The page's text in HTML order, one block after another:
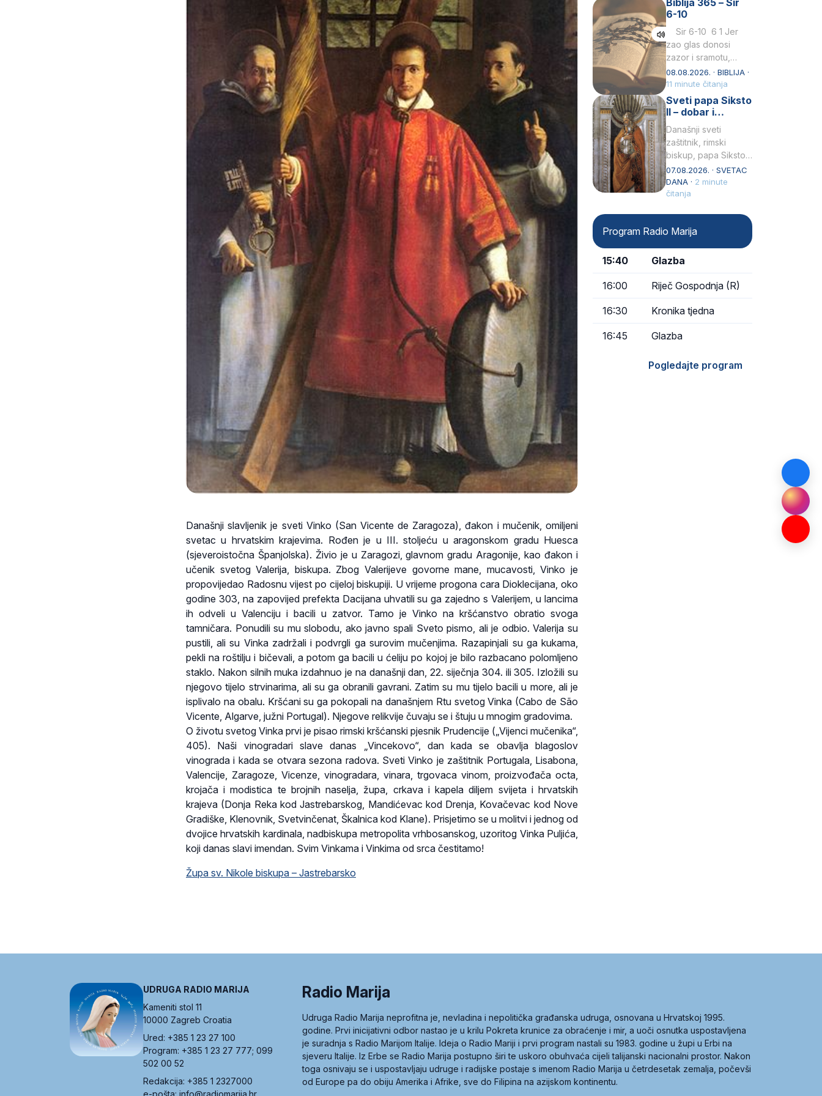
Današnji slavljenik je sveti Vinko (San Vicente de Zaragoza), đakon i mučenik, omiljeni
svetac u hrvatskim krajevima. Rođen je u III. stoljeću u aragonskom gradu Huesca
(sjeveroistočna Španjolska). Živio je u Zaragozi, glavnom gradu Aragonije, kao đakon i
učenik svetog Valerija, biskupa. Zbog Valerijeve govorne mane, mucavosti, Vinko je
propovijedao Radosnu vijest po cijeloj biskupiji. U vrijeme progona cara Dioklecijana, oko
godine 303, na zapovijed prefekta Dacijana uhvatili su ga zajedno s Valerijem, u lancima
ih odveli u Valenciju i bacili u zatvor. Tamo je Vinko na kršćanstvo obratio svoga
tamničara. Ponudili su mu slobodu, ako javno spali Sveto pismo, ali je odbio. Valerija su
pustili, ali su Vinka zadržali i podvrgli ga surovim mučenjima. Razapinjali su ga kukama,
pekli na roštilju i bičevali, a potom ga bacili u ćeliju po kojoj je bilo razbacano polomljeno
staklo. Nakon silnih muka izdahnuo je na današnji dan, 22. siječnja 304. ili 305. Izložili su
njegovo tijelo strvinarima, ali su ga obranili gavrani. Zatim su mu tijelo bacili u more, ali je
isplivalo na obalu. Kršćani su ga pokopali na današnjem Rtu svetog Vinka (Cabo de São
Vicente, Algarve, južni Portugal). Njegove relikvije čuvaju se i štuju u mnogim gradovima.
O životu svetog Vinka prvi je pisao rimski kršćanski pjesnik Prudencije („Vijenci mučenika“,
405). Naši vinogradari slave danas „Vincekovo“, dan kada se obavlja blagoslov
vinograda i kada se otvara sezona radova. Sveti Vinko je zaštitnik Portugala, Lisabona,
Valencije, Zaragoze, Vicenze, vinogradara, vinara, trgovaca vinom, proizvođača octa,
krojača i modistica te brojnih naselja, župa, crkava i kapela diljem svijeta i hrvatskih
krajeva (Donja Reka kod Jastrebarskog, Mandićevac kod Drenja, Kovačevac kod Nove
Gradiške, Klenovnik, Svetvinčenat, Škalnica kod Klane). Prisjetimo se u molitvi i jednog od
dvojice hrvatskih kardinala, nadbiskupa metropolita vrhbosanskog, uzoritog Vinka Puljića,
koji danas slavi imendan. Svim Vinkama i Vinkima od srca čestitamo!
Župa sv. Nikole biskupa – Jastrebarsko
Praedicatorum – OP).
Svojim životom,
dubokom ljubavlju
prema Kristu…
Biblija 365 – Sir
6-10
Sir 6-10 6 1 Jer
zao glas donosi
zazor i sramotu,
kako to biva
grešniku
licemjernom.2 Ne
predaj se u…
08.08.2026. · BIBLIJA ·
11 minute čitanja
Sveti papa Siksto
II – dobar i
miroljubiv pastir
Današnji sveti
zaštitnik, rimski
biskup, papa Siksto
(Sixtus) II, prema
knjizi Liber
Pontificalis bio je
Obnovio je odnose s
afričkim…
07.08.2026. · SVETAC
DANA · 2 minute
čitanja
Program Radio Marija
15:40 Glazba
16:00 Riječ Gospodnja (R)
16:30 Kronika tjedna
16:45 Glazba
Pogledajte program
UDRUGA RADIO MARIJA
Kameniti stol 11
10000 Zagreb Croatia
Ured: +385 1 23 27 100
Program: +385 1 23 27 777; 099
502 00 52
Redakcija: +385 1 2327000
e-pošta: info@radiomarija.hr
Radio Marija
Udruga Radio Marija neprofitna je, nevladina i nepolitička građanska udruga, osnovana u Hrvatskoj 1995.
godine. Prvi inicijativni odbor nastao je u krilu Pokreta krunice za obraćenje i mir, a uoči osnutka uspostavljena
je suradnja s Radio Marijom Italije. Ideja o Radio Mariji i prvi program nastali su 1983. godine u župi u Erbi na
sjeveru Italije. Iz Erbe se Radio Marija postupno širi te uskoro obuhvaća cijeli talijanski nacionalni prostor. Nakon
toga osnivaju se i uspostavljaju udruge i radijske postaje s imenom Radio Marija u četrdesetak zemalja, počevši
od Europe pa do obiju Amerika i Afrike, sve do Filipina na azijskom kontinentu.